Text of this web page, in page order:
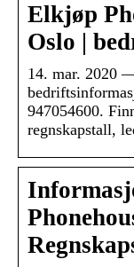
Elkjøp
Oslo |
14. mar. 2020
947054600.
regnskapstall,